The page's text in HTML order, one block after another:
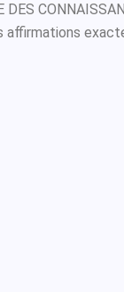
DES
affirmations